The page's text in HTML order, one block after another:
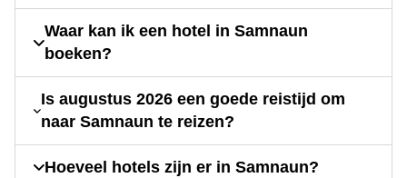
Waar kan ik een hotel in Samnaun
boeken?
Is augustus 2026 een goede reistijd om
naar Samnaun te reizen?
Hoeveel hotels zijn er in Samnaun?